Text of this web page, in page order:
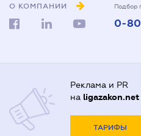
О КОМПАНИИ Подбор
0-
Реклама и PR
на ligazakon.net
ТАРИФЫ